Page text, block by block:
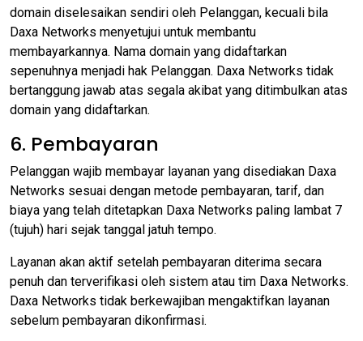
domain diselesaikan sendiri oleh Pelanggan, kecuali bila
Daxa Networks menyetujui untuk membantu
membayarkannya. Nama domain yang didaftarkan
sepenuhnya menjadi hak Pelanggan. Daxa Networks tidak
bertanggung jawab atas segala akibat yang ditimbulkan atas
domain yang didaftarkan.
6. Pembayaran
Pelanggan wajib membayar layanan yang disediakan Daxa
Networks sesuai dengan metode pembayaran, tarif, dan
biaya yang telah ditetapkan Daxa Networks paling lambat 7
(tujuh) hari sejak tanggal jatuh tempo.
Layanan akan aktif setelah pembayaran diterima secara
penuh dan terverifikasi oleh sistem atau tim Daxa Networks.
Daxa Networks tidak berkewajiban mengaktifkan layanan
sebelum pembayaran dikonfirmasi.